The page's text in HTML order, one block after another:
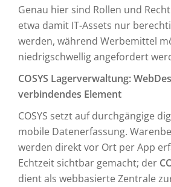
Genau hier sind Rollen und
etwa damit IT-Assets nur
werden, während Werbemittel
niedrigschwellig angefordert
COSYS Lagerverwaltung:
verbindendes Element
COSYS setzt auf durchgängige
mobile Datenerfassung.
werden direkt vor Ort per App
Echtzeit sichtbar gemacht; der
dient als webbasierte Zentrale